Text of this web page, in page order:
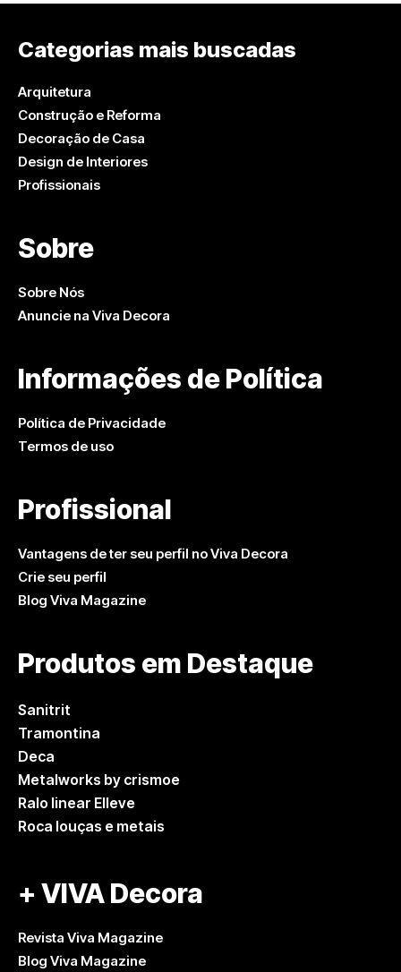
Categorias mais buscadas
Arquitetura
Construção e Reforma
Decoração de Casa
Design de Interiores
Profissionais
Sobre
Sobre Nós
Anuncie na Viva Decora
Informações de Política
Política de Privacidade
Termos de uso
Profissional
Vantagens de ter seu perfil no Viva Decora
Crie seu perfil
Blog Viva Magazine
Produtos em Destaque
Sanitrit
Tramontina
Deca
Metalworks by crismoe
Ralo linear Elleve
Roca louças e metais
+ VIVA Decora
Revista Viva Magazine
Blog Viva Magazine